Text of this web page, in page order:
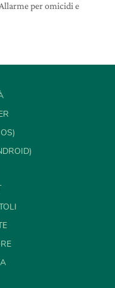
per omicidi e